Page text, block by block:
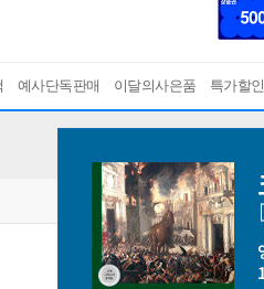
예사단독판매 이달의사은품 특가할인